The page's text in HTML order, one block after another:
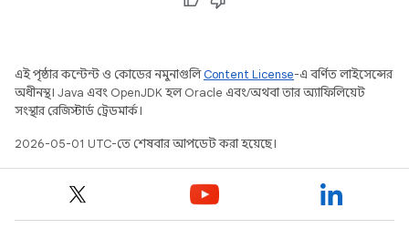
এই পৃষ্ঠার কন্টেন্ট ও কোডের নমুনাগুলিContent License-এ বর্ণিত লাইসেন্সের
অধীনস্থ। Java এবং OpenJDK হল Oracle এবং/অথবা তার অ্যাফিলিয়েট
সংস্থার রেজিস্টার্ড ট্রেডমার্ক।
2026-05-01 UTC-তে শেষবার আপডেট করা হয়েছে।